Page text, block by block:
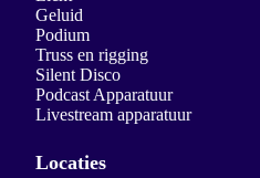
Geluid
Podium
Truss en rigging
Silent Disco
Podcast Apparatuur
Livestream apparatuur
Locaties